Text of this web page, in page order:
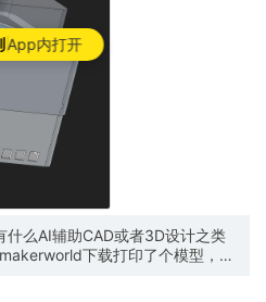
App内打开
什么AI辅助CAD或者3D设计之类
下载打印了个模型，发